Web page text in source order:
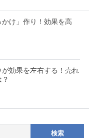
け」作り！効果を高
効果を左右する！売れ